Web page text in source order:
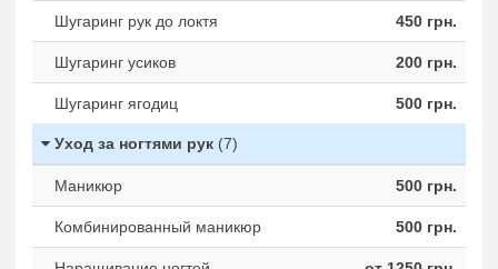
Шугаринг рук до локтя 450 грн.
Шугаринг усиков 200 грн.
Шугаринг ягодиц 500 грн.
Уход за ногтями рук (7)
Маникюр 500 грн.
Комбинированный маникюр 500 грн.